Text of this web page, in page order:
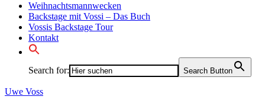
Weihnachtsmannwecken
Backstage mit Vossi – Das Buch
Vossis Backstage Tour
Kontakt
Search for: Search Button
Uwe Voss